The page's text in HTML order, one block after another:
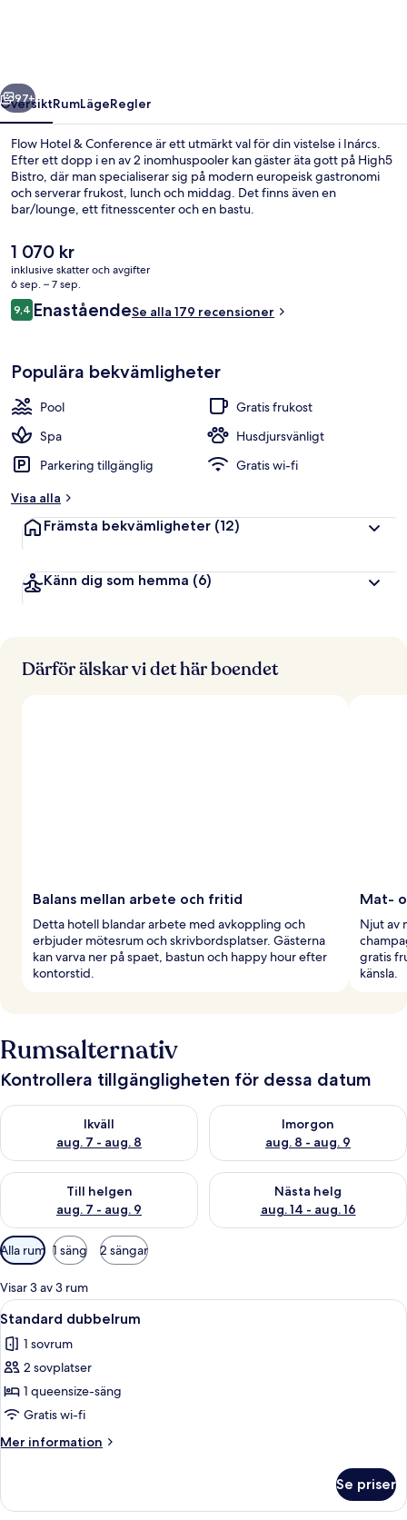
Nästa
97+
ÖversiktRumLägeRegler
Flow Hotel & Conference är ett utmärkt val för din vistelse i Inárcs.
Efter ett dopp i en av 2 inomhuspooler kan gäster äta gott på High5
Bistro, där man specialiserar sig på modern europeisk gastronomi
och serverar frukost, lunch och middag. Det finns även en
bar/lounge, ett fitnesscenter och en bastu.
Det
nuvarande
priset
är
1 070 kr
1 070 kr
inklusive skatter och avgifter
6 sep. – 7 sep.
Recensioner
9,49,4 av 10,
EnaståendeSe alla 179 recensioner
Populära bekvämligheter
Pool
Gratis frukost
Spa
Husdjursvänligt
Parkering tillgänglig
Gratis wi-fi
Visa alla
Främsta bekvämligheter (12)
Känn dig som hemma (6)
Därför älskar vi det här boendet
Balans mellan arbete och fritid
Detta hotell blandar arbete med avkoppling och
erbjuder mötesrum och skrivbordsplatser. Gästerna
kan varva ner på spaet, bastun och happy hour efter
kontorstid.
Mat-
Njut av
gratis
känsla.
Rumsalternativ
Kontrollera tillgängligheten för dessa datum
Ikväll
aug. 7 - aug. 8
Kontrollera tillgängligheten för ikväll aug. 7 - aug. 8
Imorgon
aug. 8 - aug. 9
Kontrollera tillgängligheten
Till helgen
aug. 7 - aug. 9
Kontrollera tillgängligheten för den här helgen aug. 7 - aug. 9
Nästa helg
aug. 14 - aug. 16
Kontrollera tillgängligheten
Tillgängliga
filter
för
rum
Alla rum 1 säng 2 sängar
Visar 3 av 3 rum
Öppna
alla
foton
för
Standard
dubbelrum
Ett modernt hotellrum med en stor
7
Standard dubbelrum
1 sovrum
2 sovplatser
1 queensize-säng
Gratis wi-fi
Mer information
Mer
dubbelrum
Se priser